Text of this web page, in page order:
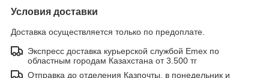
Условия доставки
Доставка осуществляется только по предоплате.
Экспресс доставка курьерской службой Emex по
областным городам Казахстана от 3.500 тг
Отправка до отделения Казпочты, в понедельник и